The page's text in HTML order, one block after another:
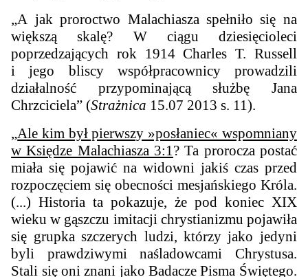
„A jak proroctwo Malachiasza spełniło się na
większą skalę? W ciągu dziesięcioleci
poprzedzających rok 1914 Charles T. Russell
i jego bliscy współpracownicy prowadzili
działalność przypominającą służbę Jana
Chrzciciela” (Strażnica 15.07 2013 s. 11).
„Ale kim był pierwszy »posłaniec« wspomniany
w Księdze Malachiasza 3:1 ? Ta prorocza postać
miała się pojawić na widowni jakiś czas przed
rozpoczęciem się obecności mesjańskiego Króla.
(...) Historia ta pokazuje, że pod koniec XIX
wieku w gąszczu imitacji chrystianizmu pojawiła
się grupka szczerych ludzi, którzy jako jedyni
byli prawdziwymi naśladowcami Chrystusa.
Stali się oni znani jako Badacze Pisma Świętego.